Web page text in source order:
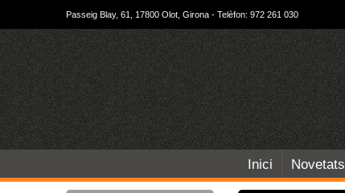
Passeig Blay, 61, 17800 Olot, Girona - Telèfon: 972 261 030
Inici Novetats